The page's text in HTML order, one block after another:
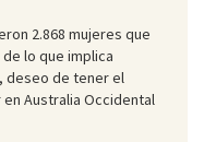
2.868 mujeres que
lo que implica
deseo de tener el
Australia Occidental